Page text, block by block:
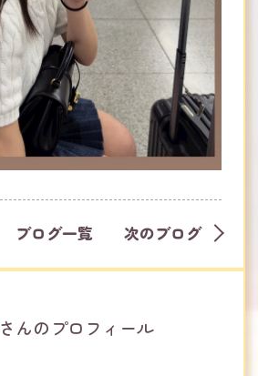
さんのプロフィール
ブログ一覧 次のブログ